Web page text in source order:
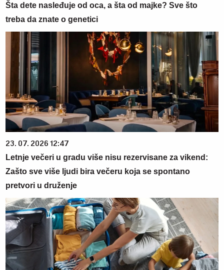
Šta dete nasleđuje od oca, a šta od majke? Sve što
treba da znate o genetici
23. 07. 2026 12:47
Letnje večeri u gradu više nisu rezervisane za vikend:
Zašto sve više ljudi bira večeru koja se spontano
pretvori u druženje